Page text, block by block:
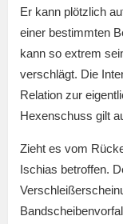
Er kann plötzlich
einer bestimmten
kann so extrem
verschlägt. Die
Relation zur
Hexenschuss gilt
Zieht es vom
Ischias betroffen.